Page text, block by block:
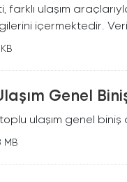
farklı ulaşım
içermektedir.
Genel
ulaşım genel
MB